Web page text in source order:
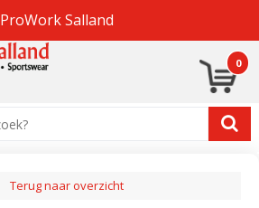
ProWork Salland
0
Terug naar overzicht